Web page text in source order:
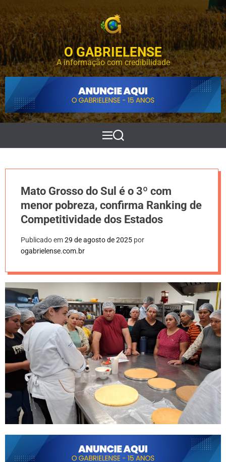
k
p
t
o
c
o
n
t
e
O GABRIELENSE
A informação com credibilidade
M
e
P
e
s
r
Mato Grosso do Sul é o 3º com
menor pobreza, confirma Ranking de
Competitividade dos Estados
Publicado em29 de agosto de 2025 por
ogabrielense.com.br